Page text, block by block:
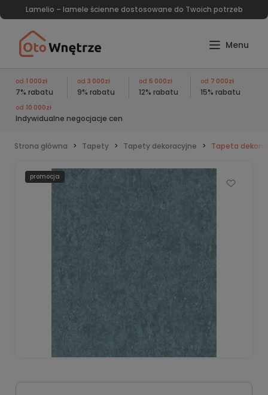
Lamelio – lamele ścienne dostosowane do Twoich potrzeb
od 1 000zł
7% rabatu
od 3 000zł
9% rabatu
od 5 000zł
12% rabatu
od 7 000zł
15% rabatu
od 10 000zł
Indywidualne negocjacje cen
Strona główna Tapety Tapety dekoracyjne Tapeta
promocja